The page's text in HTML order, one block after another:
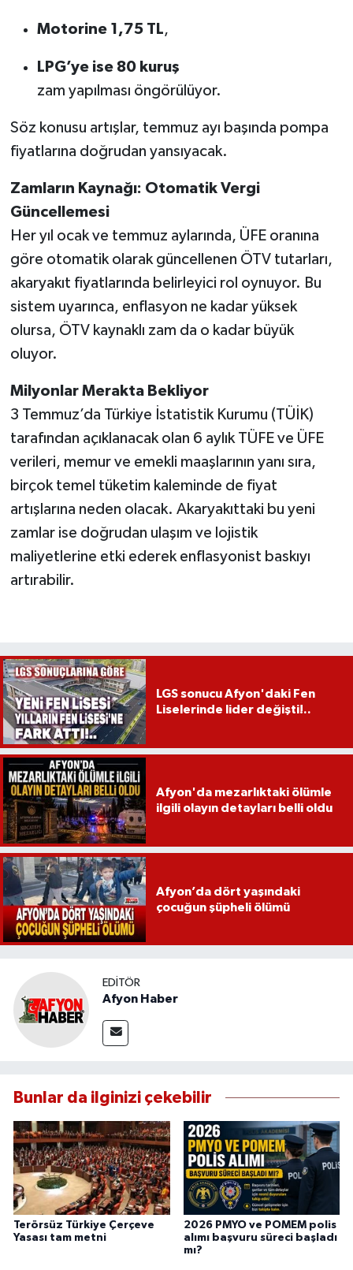
Motorine 1,75 TL,
LPG’ye ise 80 kuruş
zam yapılması öngörülüyor.
Söz konusu artışlar, temmuz ayı başında pompa
fiyatlarına doğrudan yansıyacak.
Zamların Kaynağı: Otomatik Vergi
Güncellemesi
Her yıl ocak ve temmuz aylarında, ÜFE oranına
göre otomatik olarak güncellenen ÖTV tutarları,
akaryakıt fiyatlarında belirleyici rol oynuyor. Bu
sistem uyarınca, enflasyon ne kadar yüksek
olursa, ÖTV kaynaklı zam da o kadar büyük
oluyor.
Milyonlar Merakta Bekliyor
3 Temmuz’da Türkiye İstatistik Kurumu (TÜİK)
tarafından açıklanacak olan 6 aylık TÜFE ve ÜFE
verileri, memur ve emekli maaşlarının yanı sıra,
birçok temel tüketim kaleminde de fiyat
artışlarına neden olacak. Akaryakıttaki bu yeni
zamlar ise doğrudan ulaşım ve lojistik
maliyetlerine etki ederek enflasyonist baskıyı
artırabilir.
LGS sonucu Afyon'daki Fen
Liselerinde lider değişti!..
Afyon'da mezarlıktaki ölümle
ilgili olayın detayları belli oldu
Afyon’da dört yaşındaki
çocuğun şüpheli ölümü
EDITÖR
Afyon Haber
Bunlar da ilginizi çekebilir
Terörsüz Türkiye Çerçeve
Yasası tam metni
2026 PMYO ve POMEM polis
alımı başvuru süreci başladı
mı?